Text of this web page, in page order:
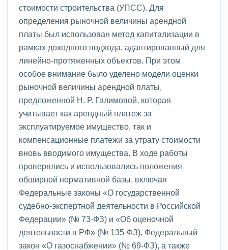
стоимости строительства (УПСС). Для
определения рыночной величины арендной
платы был использован метод капитализации в
рамках доходного подхода, адаптированный для
линейно-протяженных объектов. При этом
особое внимание было уделено модели оценки
рыночной величины арендной платы,
предложенной Н. Р. Галимовой, которая
учитывает как арендный платеж за
эксплуатируемое имущество, так и
компенсационные платежи за утрату стоимости
вновь вводимого имущества. В ходе работы
проверялись и использовались положения
обширной нормативной базы, включая
Федеральные законы «О государственной
судебно-экспертной деятельности в Российской
Федерации» (№ 73-ФЗ) и «Об оценочной
деятельности в РФ» (№ 135-ФЗ), Федеральный
закон «О газоснабжении» (№ 69-ФЗ), а также